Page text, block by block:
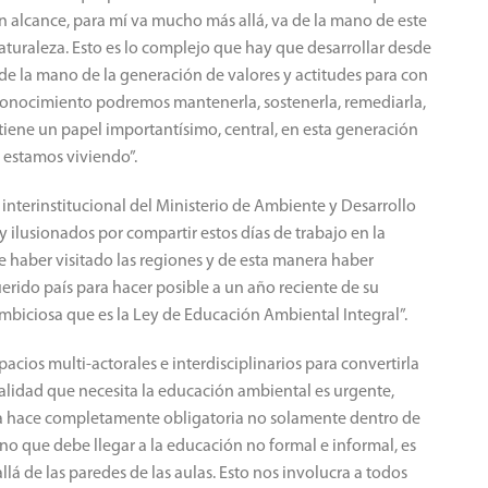
para mí va mucho más allá, va de la mano de este
Esto es lo complejo que hay que desarrollar desde
la mano de la generación de valores y actitudes para con
podremos mantenerla, sostenerla, remediarla,
un papel importantísimo, central, en esta generación
viviendo”.
del Ministerio de Ambiente y Desarrollo
ilusionados por compartir estos días de trabajo en la
visitado las regiones y de esta manera haber
país para hacer posible a un año reciente de su
que es la Ley de Educación Ambiental Integral”.
multi-actorales e interdisciplinarios para convertirla
que necesita la educación ambiental es urgente,
hace completamente obligatoria no solamente dentro de
que debe llegar a la educación no formal e informal, es
de las paredes de las aulas. Esto nos involucra a todos